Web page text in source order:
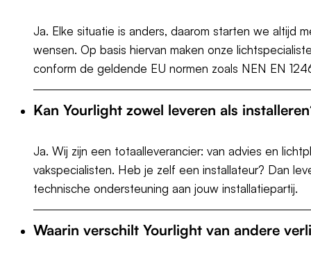
Ja. Elke situatie is anders, daarom starten we altijd
wensen. Op basis hiervan maken onze
conform de geldende EU normen zoals NEN EN
Kan Yourlight zowel leveren als
Ja. Wij zijn een totaalleverancier: van advies en
vakspecialisten. Heb je zelf een installateur? Dan
technische ondersteuning aan jouw installatiepartij.
Waarin verschilt Yourlight van andere